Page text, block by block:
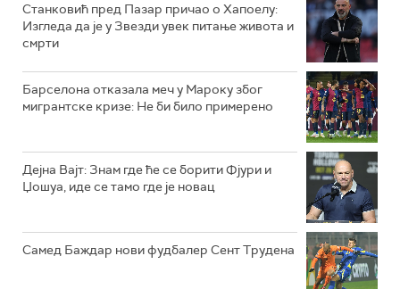
Станковић пред Пазар причао о Хапоелу:
Изгледа да је у Звезди увек питање живота и
смрти
Барселона отказала меч у Мароку због
мигрантске кризе: Не би било примерено
Дејна Вајт: Знам где ће се борити Фјури и
Џошуа, иде се тамо где је новац
Самед Баждар нови фудбалер Сент Трудена